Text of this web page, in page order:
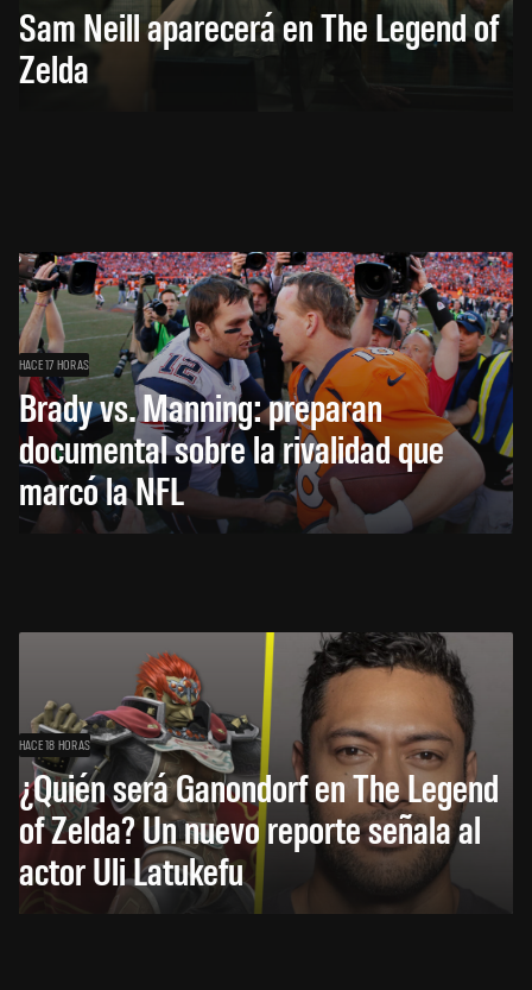
Sam Neill aparecerá en The Legend of
Zelda
HACE 17 HORAS
Brady vs. Manning: preparan
documental sobre la rivalidad que
marcó la NFL
HACE 18 HORAS
¿Quién será Ganondorf en The Legend
of Zelda? Un nuevo reporte señala al
actor Uli Latukefu